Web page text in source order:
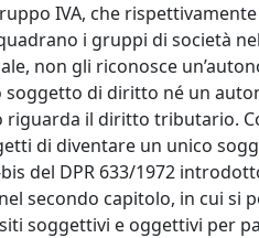
IVA, che
i gruppi di società
non gli riconosce
di diritto né un
il diritto tributario.
di diventare un unico
del DPR 633/1972
secondo capitolo, in cui
soggettivi e oggettivi per